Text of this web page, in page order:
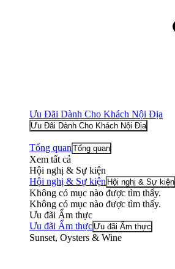
Ưu Đãi Dành Cho Khách Nội Địa
Ưu Đãi Dành Cho Khách Nội Địa
Tổng quan Tổng quan
Xem tất cả
Hội nghị & Sự kiện
Hội nghị & Sự kiện Hội nghị & Sự kiện
Không có mục nào được tìm thấy.
Không có mục nào được tìm thấy.
Ưu đãi Ẩm thực
Ưu đãi Ẩm thực Ưu đãi Ẩm thực
Sunset, Oysters & Wine